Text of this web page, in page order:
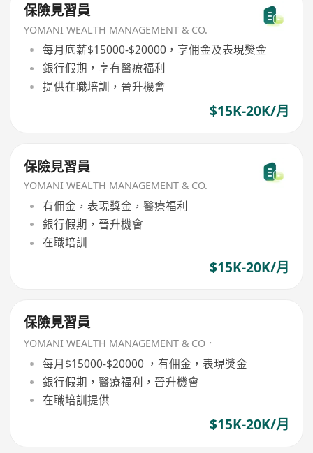
保險見習員
YOMANI WEALTH MANAGEMENT & CO.
每月底薪$15000-$20000，享佣金及表現獎金
銀行假期，享有醫療福利
提供在職培訓，晉升機會
$15K-20K/月
保險見習員
YOMANI WEALTH MANAGEMENT & CO.
有佣金，表現獎金，醫療福利
銀行假期，晉升機會
在職培訓
$15K-20K/月
保險見習員
YOMANI WEALTH MANAGEMENT & CO．
每月$15000-$20000 ，有佣金，表現獎金
銀行假期，醫療福利，晉升機會
在職培訓提供
$15K-20K/月